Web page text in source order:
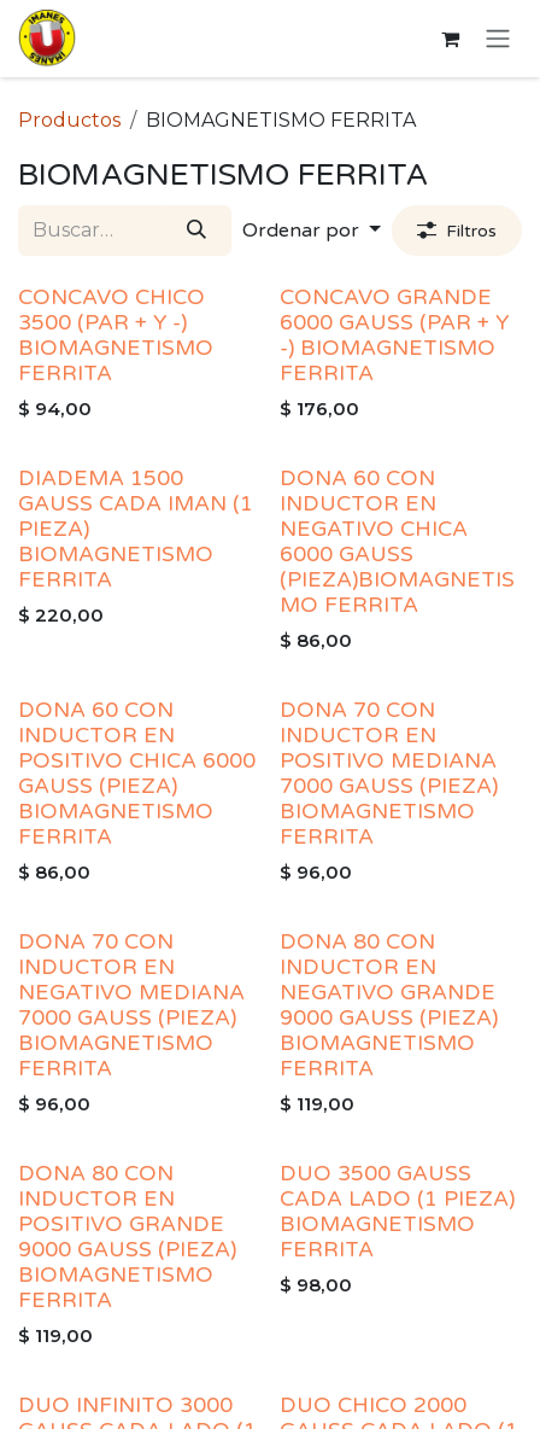
Ir al contenido
Productos BIOMAGNETISMO FERRITA
BIOMAGNETISMO FERRITA
Ordenar por Filtros
CONCAVO CHICO
3500 (PAR + Y -)
BIOMAGNETISMO
FERRITA
$ 94,00
CONCAVO GRANDE
6000 GAUSS (PAR + Y
-) BIOMAGNETISMO
FERRITA
$ 176,00
DIADEMA 1500
GAUSS CADA IMAN (1
PIEZA)
BIOMAGNETISMO
FERRITA
$ 220,00
DONA 60 CON
INDUCTOR EN
NEGATIVO CHICA
6000 GAUSS
(PIEZA)BIOMAGNETIS
MO FERRITA
$ 86,00
DONA 60 CON
INDUCTOR EN
POSITIVO CHICA 6000
GAUSS (PIEZA)
BIOMAGNETISMO
FERRITA
$ 86,00
DONA 70 CON
INDUCTOR EN
POSITIVO MEDIANA
7000 GAUSS (PIEZA)
BIOMAGNETISMO
FERRITA
$ 96,00
DONA 70 CON
INDUCTOR EN
NEGATIVO MEDIANA
7000 GAUSS (PIEZA)
BIOMAGNETISMO
FERRITA
$ 96,00
DONA 80 CON
INDUCTOR EN
NEGATIVO GRANDE
9000 GAUSS (PIEZA)
BIOMAGNETISMO
FERRITA
$ 119,00
DONA 80 CON
INDUCTOR EN
POSITIVO GRANDE
9000 GAUSS (PIEZA)
BIOMAGNETISMO
FERRITA
$ 119,00
DUO 3500 GAUSS
CADA LADO (1 PIEZA)
BIOMAGNETISMO
FERRITA
$ 98,00
DUO INFINITO 3000
DUO CHICO 2000